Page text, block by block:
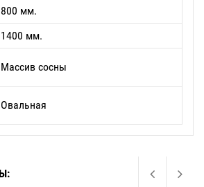
800 мм.
1400 мм.
Массив сосны
Овальная